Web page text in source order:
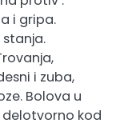
i gripa.
i zuba,
Bolova u
kod